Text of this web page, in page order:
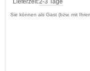
Lieferzeit:2-3 Tage
Sie können als Gast (bzw. mit